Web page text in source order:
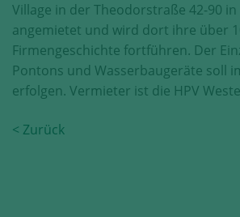
Village in der Theodorstraße 42-90
angemietet und wird dort ihre über
Firmengeschichte fortführen. Der
Pontons und Wasserbaugeräte soll
erfolgen. Vermieter ist die HPV
< Zurück